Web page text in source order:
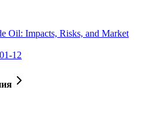
Oil: Impacts, Risks, and Market
12